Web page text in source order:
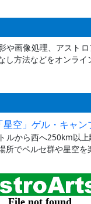
や画像処理、アスト
し方法などをオンライ
星空」ゲル・キャン
ルから西へ250km以上
所でペルセ群や星空を